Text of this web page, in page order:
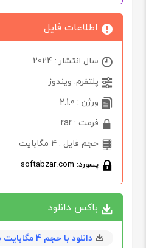
اطلاعات فایل
سال انتشار : 2024
پلتفرم: ویندوز
ورژن : 2.1.0
فرمت : rar
حجم فایل : 4 مگابایت
پسورد: softabzar.com
باکس دانلود
دانلود با حجم 4 مگابايت به همراه keygen